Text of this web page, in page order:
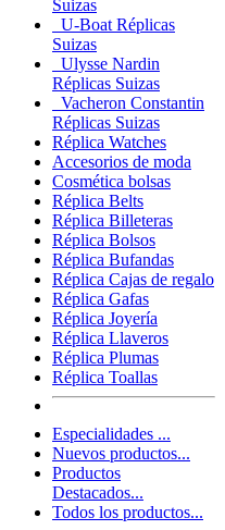
Suizas
U-Boat Réplicas
Suizas
Ulysse Nardin
Réplicas Suizas
Vacheron Constantin
Réplicas Suizas
Réplica Watches
Accesorios de moda
Cosmética bolsas
Réplica Belts
Réplica Billeteras
Réplica Bolsos
Réplica Bufandas
Réplica Cajas de regalo
Réplica Gafas
Réplica Joyería
Réplica Llaveros
Réplica Plumas
Réplica Toallas
Especialidades ...
Nuevos productos...
Productos
Destacados...
Todos los productos...